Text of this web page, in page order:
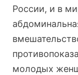
России, и в
молодых